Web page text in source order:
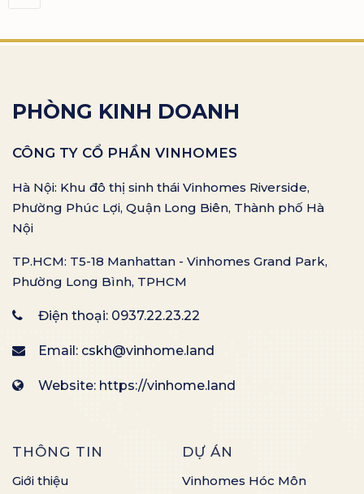
PHÒNG KINH DOANH
CÔNG TY CỔ PHẦN VINHOMES
Hà Nội: Khu đô thị sinh thái Vinhomes Riverside,
Phường Phúc Lợi, Quận Long Biên, Thành phố Hà
Nội
TP.HCM: T5-18 Manhattan - Vinhomes Grand Park,
Phường Long Bình, TPHCM
Điện thoại: 0937.22.23.22
Email: cskh@vinhome.land
Website: https://vinhome.land
THÔNG TIN
Giới thiệu
DỰ ÁN
Vinhomes Hóc Môn